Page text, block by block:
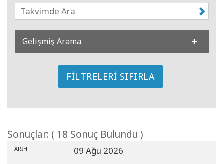
Kolaylaştırıcılar
Shop
Mutluluğunuzu
İLETIŞIM
Gelişmiş Arama
FILTRELERI SIFIRLA
Sonuçlar: ( 18 Sonuç Bulundu )
TARIH 09 Ağu 2026